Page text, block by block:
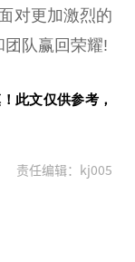
对更加激烈的
队赢回荣耀!
此文仅供参考，
责任编辑：kj005